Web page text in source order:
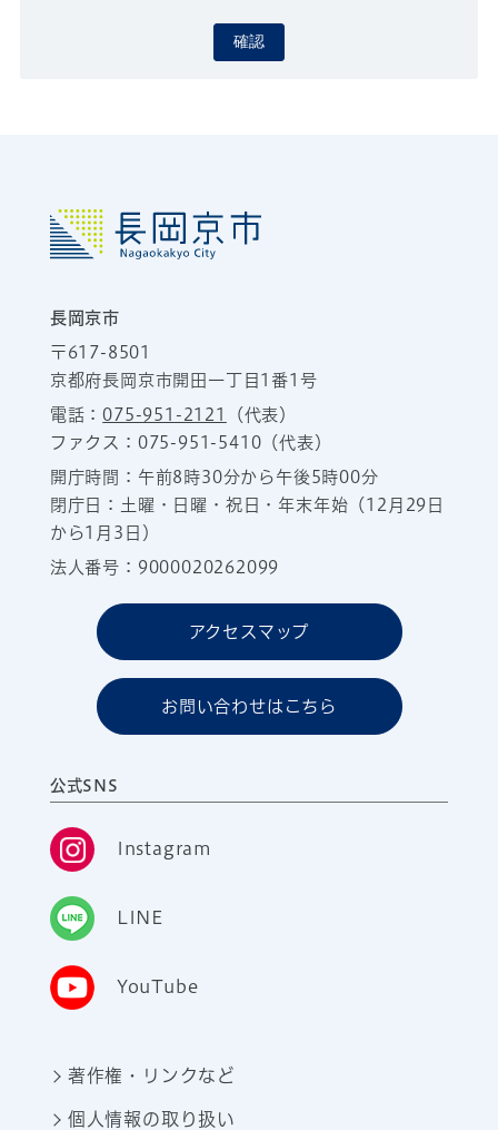
確認
長岡京市
〒617-8501
京都府長岡京市開田一丁目1番1号
電話：075-951-2121
（代表）
ファクス：075-951-5410（代表）
開庁時間：午前8時30分から午後5時00分
閉庁日：土曜・日曜・祝日・年末年始（12月29日
から1月3日）
法人番号：9000020262099
アクセスマップ
お問い合わせはこちら
公式SNS
Instagram
LINE
YouTube
著作権・リンクなど
個人情報の取り扱い